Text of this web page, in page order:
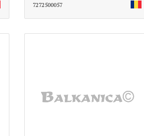
7272500057